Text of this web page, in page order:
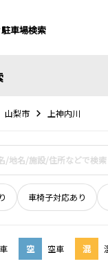
駐車場検索
山梨市 上神内川
車椅子対応あり
空 空車 混